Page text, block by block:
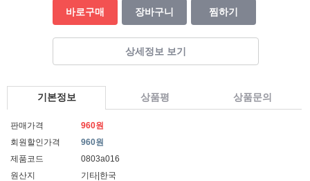
바로구매 장바구니 찜하기
상세정보 보기
기본정보 상품평 상품문의
판매가격
960원
회원할인가격
960원
제품코드
0803a016
원산지
기타|한국